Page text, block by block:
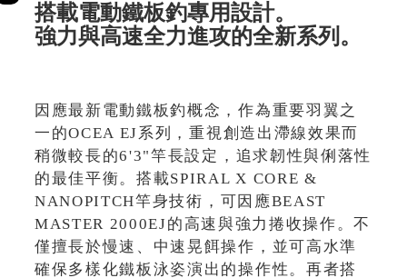
搭載電動鐵板釣專用設計。
強力與高速全力進攻的全新系列。
因應最新電動鐵板釣概念，作為重要羽翼之
一的OCEA EJ系列，重視創造出滯線效果而
稍微較長的6'3"竿長設定，追求韌性與俐落性
的最佳平衡。搭載SPIRAL X CORE &
NANOPITCH竿身技術，可因應BEAST
MASTER 2000EJ的高速與強力捲收操作。不
僅擅長於慢速、中速晃餌操作，並可高水準
確保多樣化鐵板泳姿演出的操作性。再者搭